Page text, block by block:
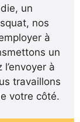
un
nos
à
un
à
travaillons
votre côté.